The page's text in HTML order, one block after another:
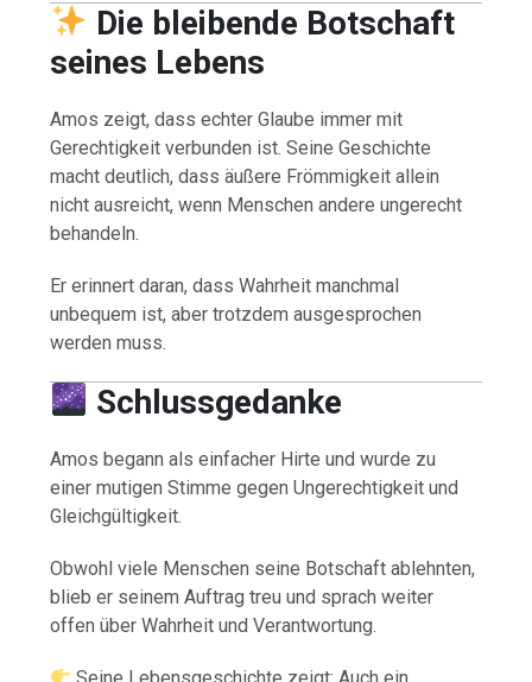
Die bleibende Botschaft
seines Lebens
Amos zeigt, dass echter Glaube immer mit
Gerechtigkeit verbunden ist. Seine Geschichte
macht deutlich, dass äußere Frömmigkeit allein
nicht ausreicht, wenn Menschen andere ungerecht
behandeln.
Er erinnert daran, dass Wahrheit manchmal
unbequem ist, aber trotzdem ausgesprochen
werden muss.
Schlussgedanke
Amos begann als einfacher Hirte und wurde zu
einer mutigen Stimme gegen Ungerechtigkeit und
Gleichgültigkeit.
Obwohl viele Menschen seine Botschaft ablehnten,
blieb er seinem Auftrag treu und sprach weiter
offen über Wahrheit und Verantwortung.
Seine Lebensgeschichte zeigt: Auch ein